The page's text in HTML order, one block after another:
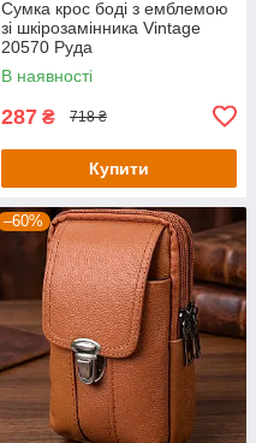
Сумка крос боді з емблемою
зі шкірозамінника Vintage
20570 Руда
В наявності
287 ₴ 718 ₴
Купити
–60%